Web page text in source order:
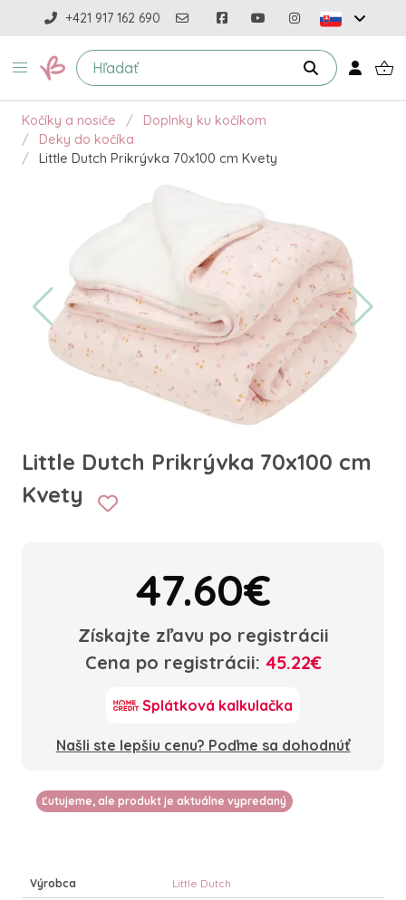
+421 917 162 690
Kočíky a nosiče
Doplnky ku kočíkom
Deky do kočíka
Little Dutch Prikrývka 70x100 cm Kvety
Little Dutch Prikrývka 70x100 cm
Kvety
47.60€
Získajte zľavu po registrácii
Cena po registrácii: 45.22€
Splátková kalkulačka
Našli ste lepšiu cenu? Poďme sa dohodnúť
Ľutujeme, ale produkt je aktuálne vypredaný
Výrobca Little Dutch